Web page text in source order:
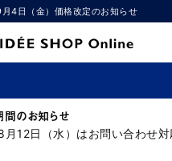
4日（金）価格改定のお知らせ
のお知らせ
12日（水）はお問い合わせ対